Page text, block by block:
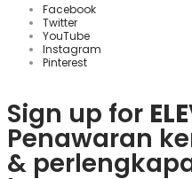
Facebook
Twitter
YouTube
Instagram
Pinterest
Sign up for
Penawaran
&